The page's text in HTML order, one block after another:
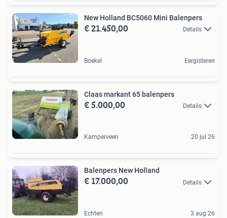
New Holland BC5060 Mini Balenpers
€ 21.450,00 Details
Boekel Eergisteren
Claas markant 65 balenpers
€ 5.000,00 Details
Kamperveen 20 jul 26
Balenpers New Holland
€ 17.000,00 Details
Echten 3 aug 26